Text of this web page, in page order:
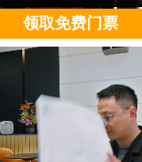
领取免费门票